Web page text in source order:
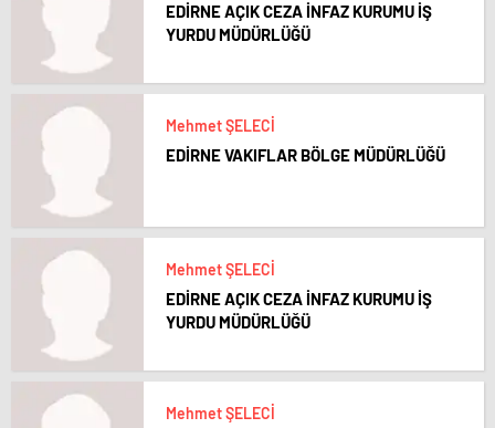
EDİRNE AÇIK CEZA İNFAZ KURUMU İŞ
YURDU MÜDÜRLÜĞÜ
Mehmet ŞELECİ
EDİRNE VAKIFLAR BÖLGE MÜDÜRLÜĞÜ
Mehmet ŞELECİ
EDİRNE AÇIK CEZA İNFAZ KURUMU İŞ
YURDU MÜDÜRLÜĞÜ
Mehmet ŞELECİ